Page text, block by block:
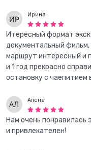
Ирина
Итересный формат
документальный
маршрут интересный и
и 1 год прекрасно
остановку с
Алёна
Нам очень понравилась
и привлекателен!